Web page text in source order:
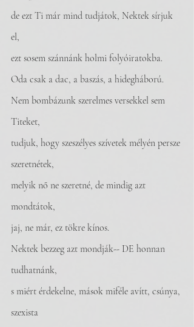
de ezt Ti már mind tudjátok, Nektek sírjuk
el,
ezt sosem szánnánk holmi folyóiratokba.
Oda csak a dac, a baszás, a hidegháború.
Nem bombázunk szerelmes versekkel sem
Titeket,
tudjuk, hogy szeszélyes szívetek mélyén persze
szeretnétek,
melyik nő ne szeretné, de mindig azt
mondtátok,
jaj, ne már, ez tökre kínos.
Nektek bezzeg azt mondják-- DE honnan
tudhatnánk,
s miért érdekelne, mások miféle avítt, csúnya,
szexista